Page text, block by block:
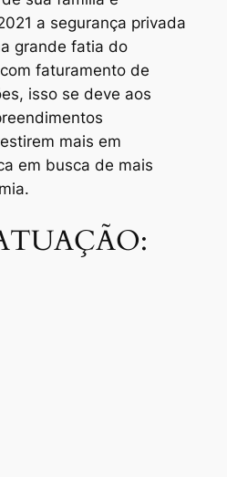
a segurança privada
grande fatia do
faturamento de
isso se deve aos
mais em
em busca de mais